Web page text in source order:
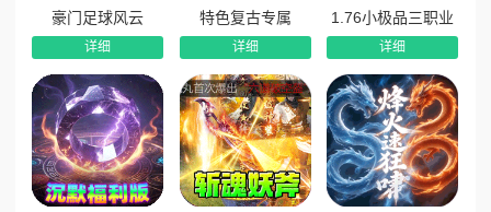
首次拾取高阶装备即触发‌海量充值币发放‌，变相实现“打怪
回本”，零氪也能享受充值体验。
游戏特色
攻速无限刀机制‌：攻速拉满，刀刀暴击，‌一怪一专属装
备‌，爆率爽感双在线，战斗节奏快感十足。
六根天赋系统‌：创新“六根”养成体系，每位玩家独享一套
豪门足球风云
详细
特色复古专属
详细
1.76小极品三职业
详细